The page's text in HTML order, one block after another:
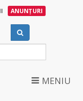
ANUNȚURI
MENIU